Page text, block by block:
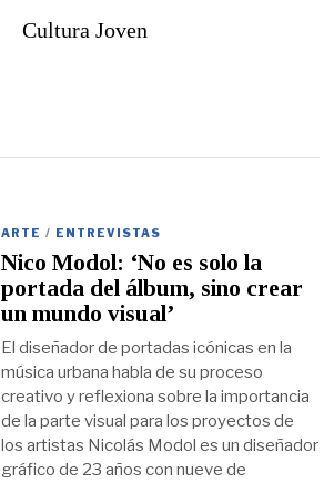
Cultura Joven
ARTE / ENTREVISTAS
Nico Modol: ‘No es solo la
portada del álbum, sino crear
un mundo visual’
El diseñador de portadas icónicas en la
música urbana habla de su proceso
creativo y reflexiona sobre la importancia
de la parte visual para los proyectos de
los artistas Nicolás Modol es un diseñador
gráfico de 23 años con nueve de